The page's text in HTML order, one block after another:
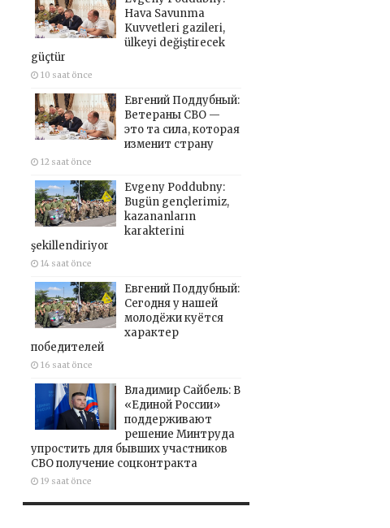
Hava Savunma
Kuvvetleri gazileri,
ülkeyi değiştirecek
güçtür
10 saat önce
Евгений Поддубный:
Ветераны СВО —
это та сила, которая
изменит страну
12 saat önce
Evgeny Poddubny:
Bugün gençlerimiz,
kazananların
karakterini
şekillendiriyor
14 saat önce
Евгений Поддубный:
Сегодня у нашей
молодёжи куётся
характер
победителей
16 saat önce
Владимир Сайбель: В
«Единой России»
поддерживают
решение Минтруда
упростить для бывших участников
СВО получение соцконтракта
19 saat önce